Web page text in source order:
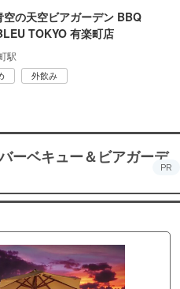
空の天空ビアガーデン BBQ
TOKYO 有楽町店
駅
外飲み
ーベキュー＆ビアガーデ
PR